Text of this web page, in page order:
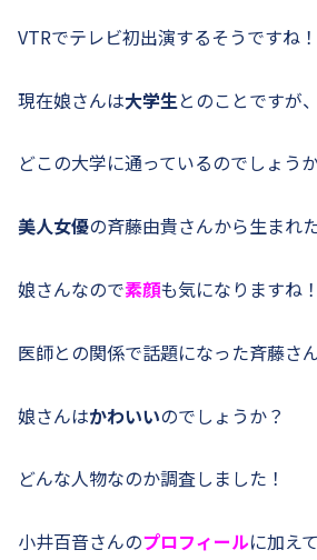
VTRでテレビ初出演するそうですね！
現在娘さんは大学生とのことですが、
どこの大学に通っているのでしょう
美人女優の斉藤由貴さんから生まれ
娘さんなので素顔も気になりますね！
医師との関係で話題になった斉藤さ
娘さんはかわいいのでしょうか？
どんな人物なのか調査しました！
小井百音さんのプロフィールに加えて